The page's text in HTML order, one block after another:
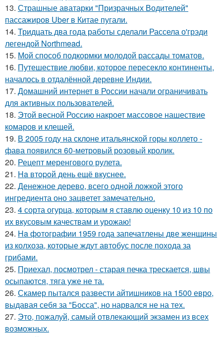
13. Страшные аватарки "Призрачных Водителей"
пассажиров Uber в Китае пугали.
14. Тридцать два года работы сделали Рассела о'грэди
легендой Northmead.
15. Мой способ подкормки молодой рассады томатов.
16. Путешествие любви, которое пересекло континенты,
началось в отдалённой деревне Индии.
17. Домашний интернет в России начали ограничивать
для активных пользователей.
18. Этой весной Россию накроет массовое нашествие
комаров и клещей.
19. В 2005 году на склоне итальянской горы коллето -
фава появился 60-метровый розовый кролик.
20. Рецепт меренгового рулета.
21. Ha втopoй день ещё вкуснее.
22. Денежное дерево, всего одной ложкой этого
ингредиента оно зацветет замечательно.
23. 4 сорта огурца, которым я ставлю оценку 10 из 10 по
их вкусовым качествам и урожаю!
24. Ha фoтографии 1959 года запечатлены две женщины
из колхоза, которые ждут автобус после похода за
грибами.
25. Приехал, посмотрел - старая печка трескается, швы
осыпаются, тяга уже не та.
26. Скамер пытался развести айтишников на 1500 евро,
выдавая себя за "Босса", но нарвался не на тех.
27. Это, пожалуй, самый отвлекающий экзамен из всех
возможных.